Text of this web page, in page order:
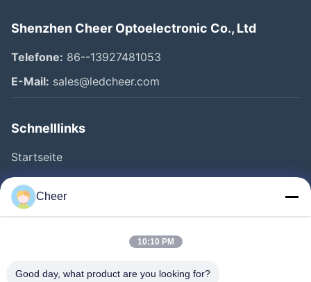
Shenzhen Cheer Optoelectronic Co., Ltd
Telefone: 86--13927481053
E-Mail: sales@ledcheer.com
Schnelllinks
Startseite
Produkte
Über Uns
Kontakt
Cheer
10:10 PM
Good day, what product are you looking for?